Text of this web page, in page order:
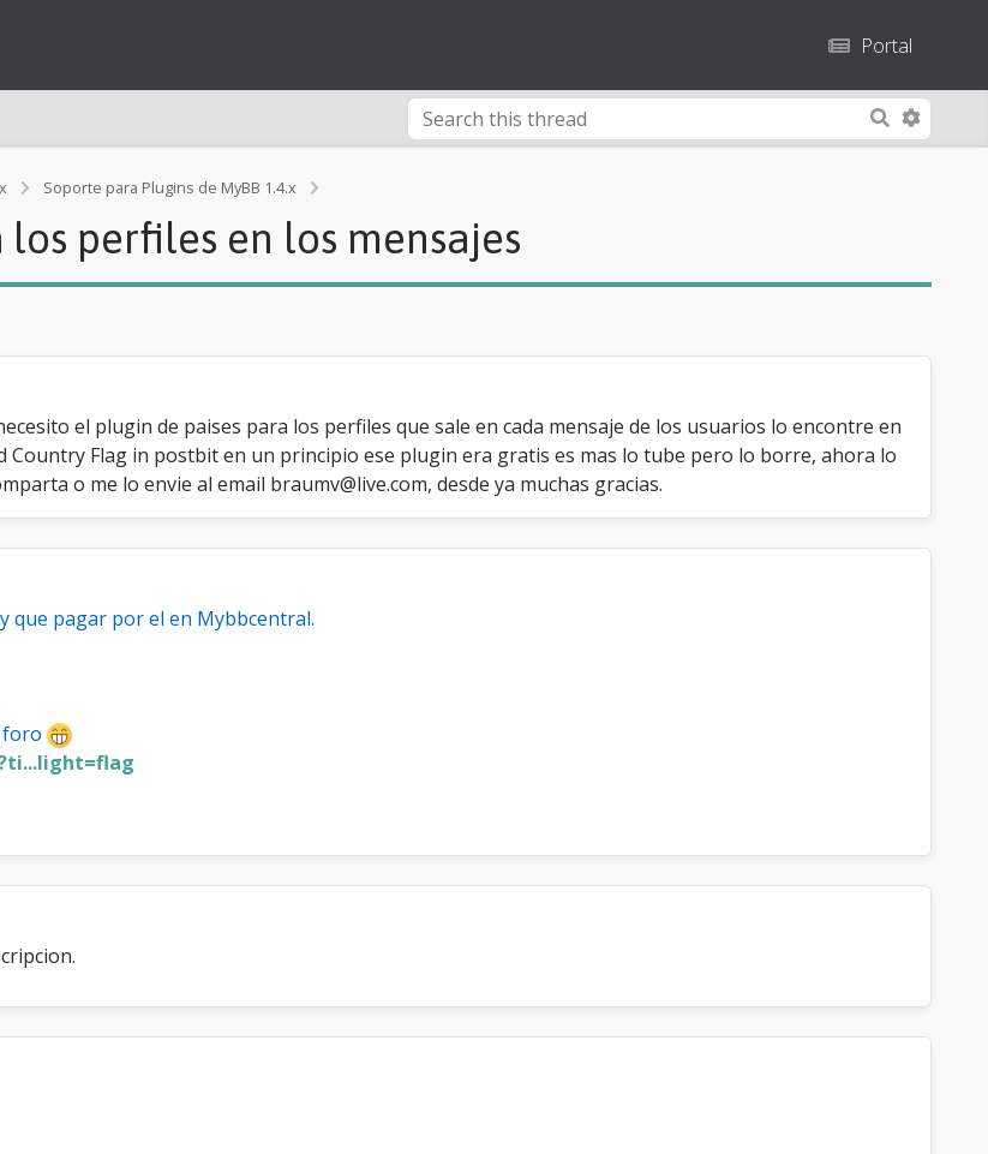
Portal
S
A
d
e
Soporte para Plugins de MyBB 1.4.x
e
d
i
g
i
n
e
e
e
perfiles en los mensajes
el plugin de paises para los perfiles que sale en cada mensaje de los usuarios lo encontre en
Country Flag in postbit en un principio ese plugin era gratis es mas lo tube pero lo borre, ahora lo
o me lo envie al email braumv@live.com, desde ya muchas gracias.
que pagar por el en Mybbcentral.
foro